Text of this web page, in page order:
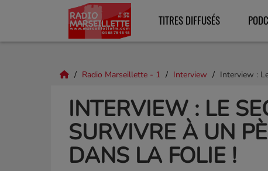
TITRES DIFFUSÉS
Radio Marseillette - 1 Interview Interview :
INTERVIEW : LE
SURVIVRE À UN
DANS LA FOLIE !